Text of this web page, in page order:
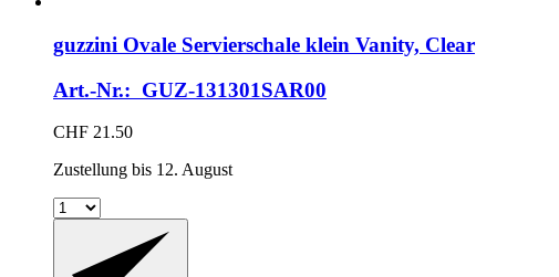
guzzini Ovale Servierschale klein Vanity, Clear
Art.-Nr.: GUZ-131301SAR00
CHF 21.50
Zustellung bis 12. August